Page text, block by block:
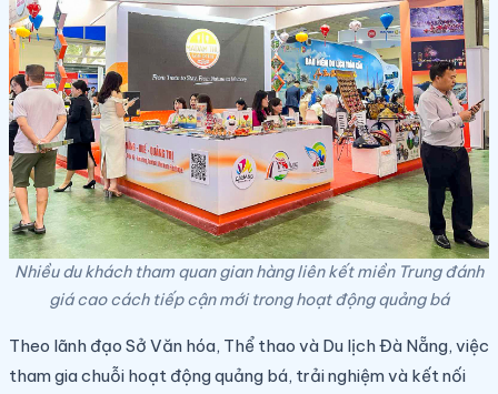
Nhiều du khách tham quan gian hàng liên kết miền Trung đánh
giá cao cách tiếp cận mới trong hoạt động quảng bá
Theo lãnh đạo Sở Văn hóa, Thể thao và Du lịch Đà Nẵng, việc
tham gia chuỗi hoạt động quảng bá, trải nghiệm và kết nối